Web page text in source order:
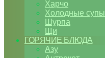
Харчо
Холодные супы
Шурпа
Щи
ГОРЯЧИЕ БЛЮДА
Азу